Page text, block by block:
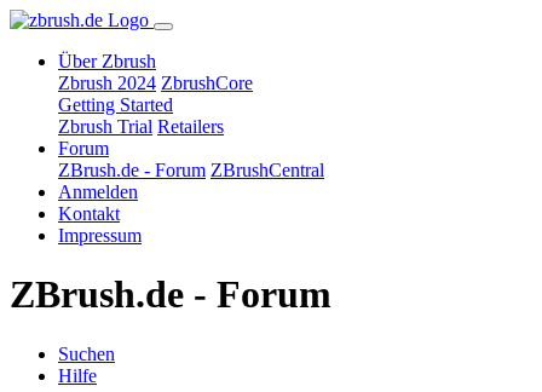
Über Zbrush
Zbrush 2024 ZbrushCore
Getting Started
Zbrush Trial Retailers
Forum
ZBrush.de - Forum ZBrushCentral
Anmelden
Kontakt
Impressum
ZBrush.de - Forum
Suchen
Hilfe